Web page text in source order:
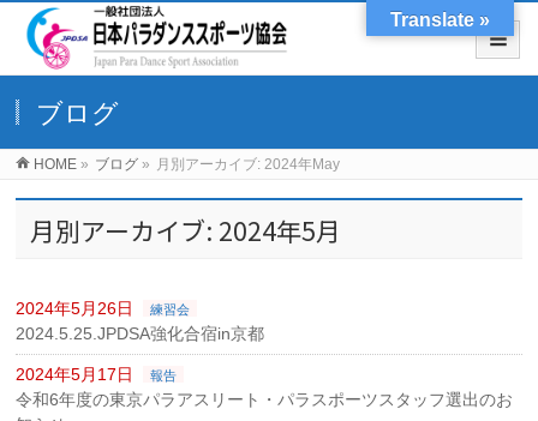
ブログ
HOME » ブログ » 月別アーカイブ: 2024年May
月別アーカイブ: 2024年5月
2024年5月26日 練習会
2024.5.25.JPDSA強化合宿in京都
2024年5月17日 報告
令和6年度の東京パラアスリート・パラスポーツスタッフ選出のお
Translate »